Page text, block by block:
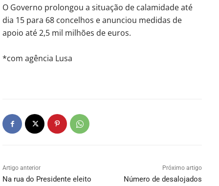
O Governo prolongou a situação de calamidade até
dia 15 para 68 concelhos e anunciou medidas de
apoio até 2,5 mil milhões de euros.
*com agência Lusa
Artigo anterior
Na rua do Presidente eleito
Próximo artigo
Número de desalojados